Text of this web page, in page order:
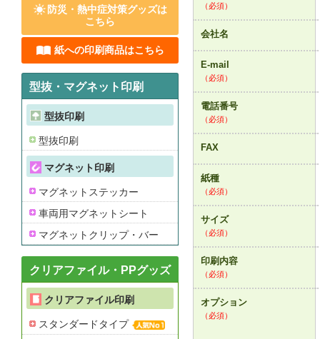
（必須）
会社名
E-mail
（必須）
電話番号
（必須）
FAX
紙種
（必須）
サイズ
（必須）
印刷内容
（必須）
オプション
（必須）
防災・熱中症対策グッズは
こちら
紙への印刷商品はこちら
型抜・マグネット印刷
型抜印刷
型抜印刷
マグネット印刷
マグネットステッカー
車両用マグネットシート
マグネットクリップ・バー
クリアファイル・PPグッズ
クリアファイル印刷
スタンダードタイプ